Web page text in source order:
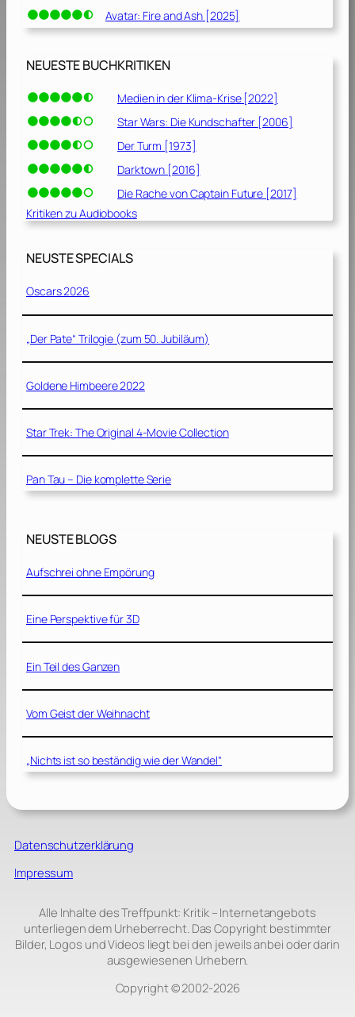
Avatar: Fire and Ash [2025]
NEUESTE BUCHKRITIKEN
Medien in der Klima-Krise [2022]
Star Wars: Die Kundschafter [2006]
Der Turm [1973]
Darktown [2016]
Die Rache von Captain Future [2017]
Kritiken zu Audiobooks
NEUSTE SPECIALS
Oscars 2026
„Der Pate“ Trilogie (zum 50. Jubiläum)
Goldene Himbeere 2022
Star Trek: The Original 4-Movie Collection
Pan Tau – Die komplette Serie
NEUSTE BLOGS
Aufschrei ohne Empörung
Eine Perspektive für 3D
Ein Teil des Ganzen
Vom Geist der Weihnacht
„Nichts ist so beständig wie der Wandel“
Datenschutzerklärung
Impressum
Alle Inhalte des Treffpunkt: Kritik – Internetangebots
unterliegen dem Urheberrecht. Das Copyright bestimmter
Bilder, Logos und Videos liegt bei den jeweils anbei oder darin
ausgewiesenen Urhebern.
Copyright © 2002‑2026